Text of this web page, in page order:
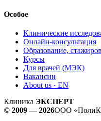
Особое
Клинические
Онлайн-консультация
Образование,
Курсы
Для врачей (МЭК)
Вакансии
About us · EN
Клиника ЭКСПЕРТ
© 2009 — 2026ООО